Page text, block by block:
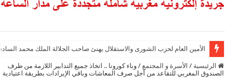
الأمين العام لحزب الشورى والاستقلال يهنئ صاحب الجلالة الملك محمد
الرئيسية / الأسرة و المجتمع / وباء كورونا .. اتخاذ جميع التدابير اللازمة من طرف
الصندوق المغربي للتقاعد من أجل صرف المعاشات وباقي الإيرادات بطريقة اعتيادية